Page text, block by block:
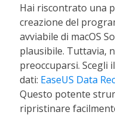
Hai riscontrato una
creazione del
avviabile di macOS
plausibile. Tuttavia,
preoccuparsi.
dati: EaseUS Data
Questo potente
ripristinare